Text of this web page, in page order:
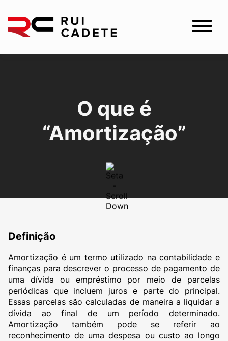
O que é
“Amortização”
Definição
Amortização é um termo utilizado na contabilidade e
finanças para descrever o processo de pagamento de
uma dívida ou empréstimo por meio de parcelas
periódicas que incluem juros e parte do principal.
Essas parcelas são calculadas de maneira a liquidar a
dívida ao final de um período determinado.
Amortização também pode se referir ao
reconhecimento de uma despesa ou custo ao longo